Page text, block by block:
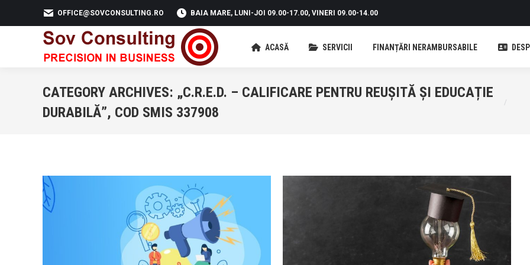
OFFICE@SOVCONSULTING.RO BAIA MARE, LUNI-JOI 09.00-17.00, VINERI 09.00-14.00
ACASĂ SERVICII FINANȚĂRI NERAMBURSABILE
CATEGORY ARCHIVES: „C.R.E.D. – CALIFICARE PENTRU REUȘITĂ ȘI EDUCAȚIE
DURABILĂ”, COD SMIS 337908